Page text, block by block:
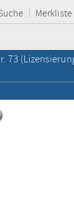
Merkliste
73